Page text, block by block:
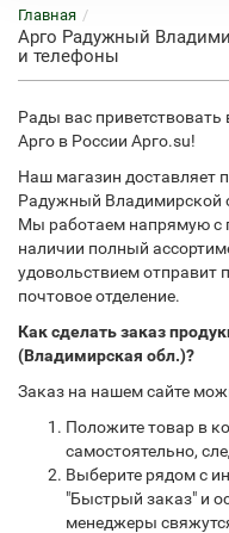
Главная
Арго Радужный
и телефоны
Рады вас
Арго в России Арго.su!
Наш магазин доставляет
Радужный Владимирской
Мы работаем напрямую с
наличии полный
удовольствием
почтовое отделение.
Как сделать заказ
(Владимирская обл.)?
Заказ на нашем сайте
Положите товар в
самостоятельно,
Выберите рядом с
"Быстрый заказ" и
менеджеры